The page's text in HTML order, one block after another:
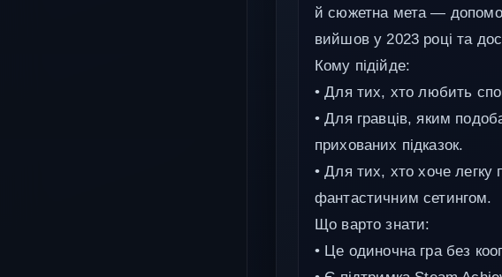
й сюжетна мета —
вийшов у 2023 році та
Кому підійде:
• Для тих, хто любить
• Для гравців, яким
прихованих підказок.
• Для тих, хто хоче легку
фантастичним сетингом.
Що варто знати:
• Це одиночна гра без